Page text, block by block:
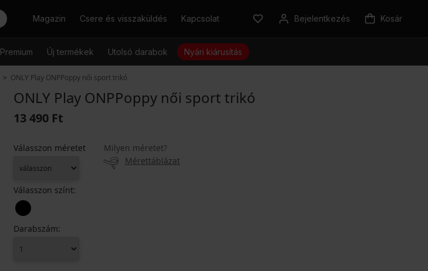
KeresésMagazin Csere és visszaküldés Kapcsolat Bejelentkezés Kosár
Premium Új termékek Utolsó darabok Nyári kiárusítás
ONLY Play ONPPoppy női sport trikó
ONLY Play ONPPoppy női sport trikó
13 490 Ft
Válasszon méretet
Milyen méretet?
Mérettáblázat
Válasszon színt:
Darabszám: